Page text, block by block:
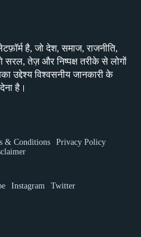
है, जो देश, समाज, राजनीति,
सरल, तेज़ और निष्पक्ष तरीके से लोगों
उद्देश्य विश्वसनीय जानकारी के
है।
& Conditions
Privacy Policy
Instagram Twitter